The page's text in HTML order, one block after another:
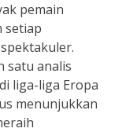
pemain
setiap
satu analis
liga-liga Eropa
menunjukkan